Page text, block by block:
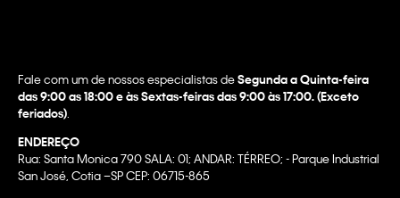
Fale com um de nossos especialistas deSegunda a Quinta-feira
das 9:00 as 18:00 e às Sextas-feiras das 9:00 às 17:00. (Exceto
feriados)
ENDEREÇO
Rua: Santa Monica 790 SALA: 01; ANDAR: TÉRREO; - Parque Industrial
San José, Cotia –SP CEP: 06715-865